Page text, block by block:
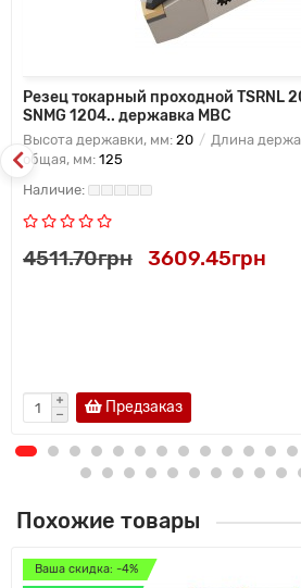
Резец токарный проходной TSRNL
SNMG 1204.. державка MBC
Высота державки, мм: 20 Длина
общая, мм: 125
4511.70грн 3609.45грн
Предзаказ
Похожие товары
Ваша скидка: -4%